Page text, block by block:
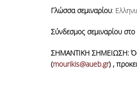
Γλώσσα σεμιναρίου:
Σύνδεσμος σεμιναρίου
ΣΗΜΑΝΤΙΚΗ ΣΗΜΕΙΩΣΗ:
(mourikis@aueb.gr) ,